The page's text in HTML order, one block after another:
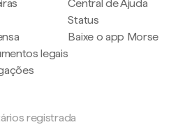
legais
Central de Ajuda
Status
Baixe o app Morse
registrada